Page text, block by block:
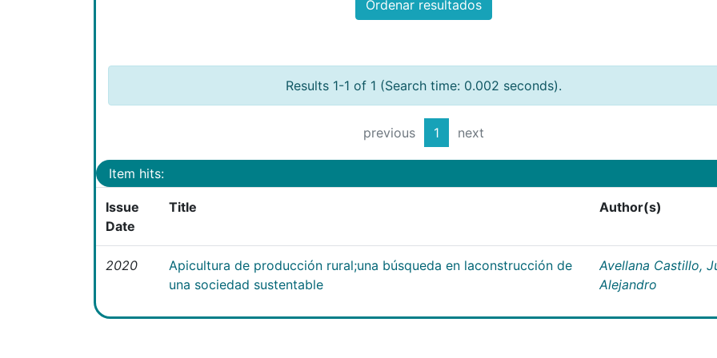
Ordenar resultados
Results 1-1 of 1 (Search time: 0.002 seconds).
previous 1 next
Item hits:
Issue
Date
Title Author(s)
2020
Apicultura de producción rural;una búsqueda en laconstrucción de
una sociedad sustentable
Avellana Castillo,
Alejandro